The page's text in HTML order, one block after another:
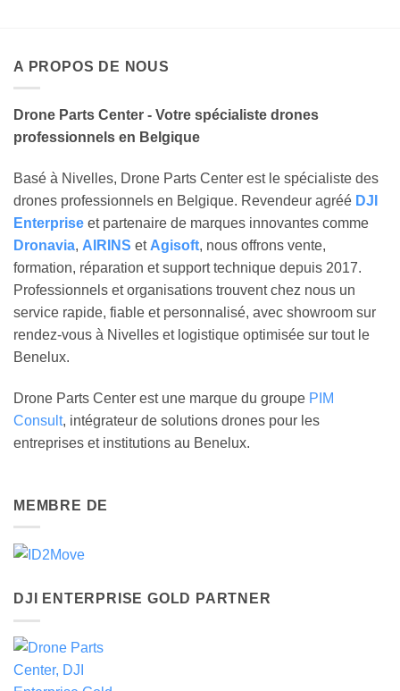
A PROPOS DE NOUS
Drone Parts Center - Votre spécialiste drones
professionnels en Belgique
Basé à Nivelles, Drone Parts Center est le spécialiste des
drones professionnels en Belgique. Revendeur agréé DJI
Enterprise et partenaire de marques innovantes comme
Dronavia, AIRINS et Agisoft, nous offrons vente,
formation, réparation et support technique depuis 2017.
Professionnels et organisations trouvent chez nous un
service rapide, fiable et personnalisé, avec showroom sur
rendez-vous à Nivelles et logistique optimisée sur tout le
Benelux.
Drone Parts Center est une marque du groupe PIM
Consult, intégrateur de solutions drones pour les
entreprises et institutions au Benelux.
MEMBRE DE
DJI ENTERPRISE GOLD PARTNER